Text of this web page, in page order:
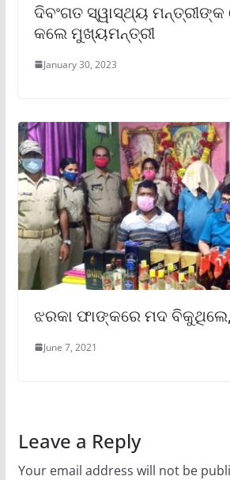
ଦିବଂଗତ ସ୍ୱାସ୍ଥ୍ୟ ମନ୍ତ୍ରୀଙ୍କ
କଲେ ମୁଖ୍ୟମନ୍ତ୍ରୀ
January 30, 2023
ଝରକା ଫାଙ୍କରେ ମଦ
June 7, 2021
Leave a Reply
Your email address will not be